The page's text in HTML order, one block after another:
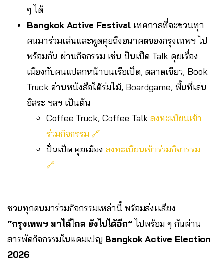
ๆ ได้
Bangkok Active Festival เทศกาลที่จะชวนทุก
คนมาร่วมเล่นและพูดคุยถึงอนาคตของกรุงเทพฯ ไป
พร้อมกัน ผ่านกิจกรรม เช่น ปั่นเป็ด Talk คุยเรื่อง
เมืองกับคนแปลกหน้าบนเรือเป็ด, ตลาดเขียว, Book
Truck อ่านหนังสือใต้ร่มไม้, Boardgame, พื้นที่เล่น
อิสระ ฯลฯ เป็นต้น
Coffee Truck, Coffee Talk ลงทะเบียนเข้า
ร่วมกิจกรรม 🔗
ปั่นเป็ด คุยเมือง ลงทะเบียนเข้าร่วมกิจกรรม
🔗
ชวนทุกคนมาร่วมกิจกรรมเหล่านี้ พร้อมส่งเเสียง
“กรุงเทพฯ มาได้ไกล ยังไปได้อีก” ไปพร้อม ๆ กันผ่าน
สารพัดกิจกรรมในแคมเปญ Bangkok Active Election
2026